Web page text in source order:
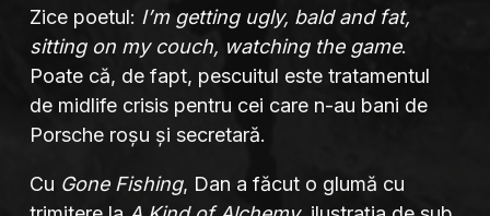
Zice poetul: I’m getting ugly, bald and fat,
sitting on my couch, watching the game.
Poate că, de fapt, pescuitul este tratamentul
de midlife crisis pentru cei care n-au bani de
Porsche roșu și secretară.
Cu Gone Fishing, Dan a făcut o glumă cu